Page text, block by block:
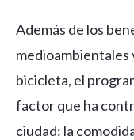
Además de los
medioambientales
bicicleta, el
factor que ha
ciudad: la